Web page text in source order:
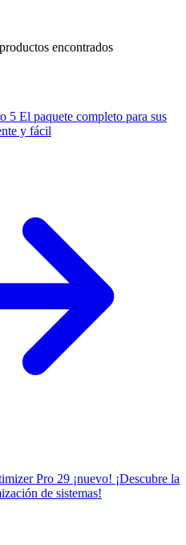
encontrados
5 El paquete completo para sus
y fácil
Pro 29 ¡nuevo! ¡Descubre la
de sistemas!